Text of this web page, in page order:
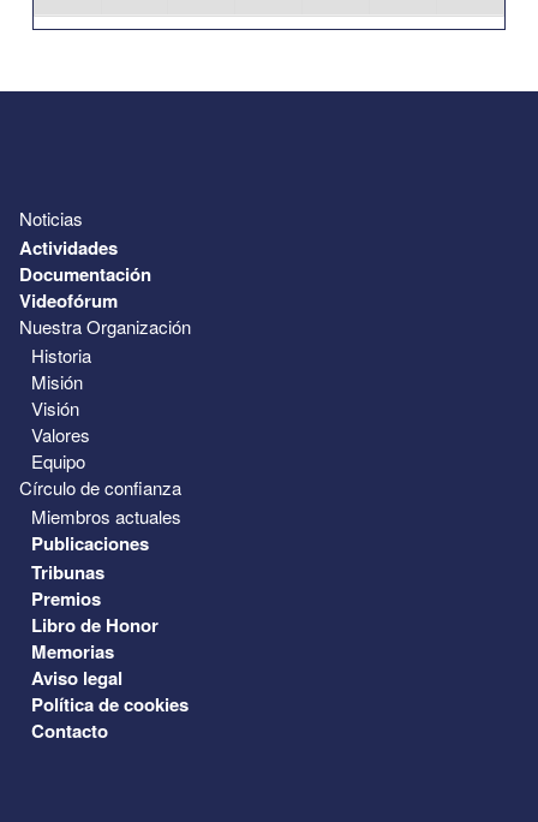
Noticias
Actividades
Documentación
Videofórum
Nuestra Organización
Historia
Misión
Visión
Valores
Equipo
Círculo de confianza
Miembros actuales
Publicaciones
Tribunas
Premios
Libro de Honor
Memorias
Aviso legal
Política de cookies
Contacto